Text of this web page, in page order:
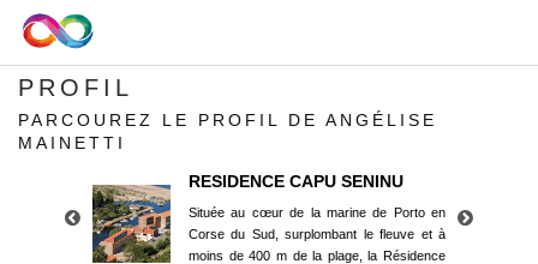
PROFIL
PARCOUREZ LE PROFIL DE ANGÉLISE
MAINETTI
RESIDENCE CAPU SENINU
Située au cœur de la marine de Porto en
Corse du Sud, surplombant le fleuve et à
moins de 400 m de la plage, la Résidence